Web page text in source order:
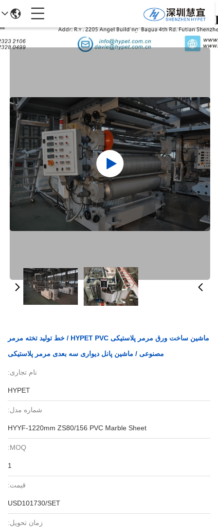
جزئیات محصولات
ماشین ساخت ورق مرمر پلاستیکی HYPET PVC / خط تولید تخته مرمر
مصنوعی / ماشین پانل دیواری سه بعدی مرمر پلاستیکی
نام تجاری:
HYPET
شماره مدل:
HYYF-1220mm ZS80/156 PVC Marble Sheet
MOQ:
قیمت:
USD101730/SET
زمان تحویل: